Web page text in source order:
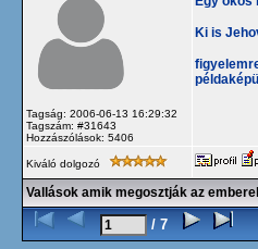
Tagság: 2006-06-13 16:29:32
Tagszám: #31643
Hozzászólások: 5406
Ki is
Kiváló dolgozó
Vallások amik megosztják az
/ 7